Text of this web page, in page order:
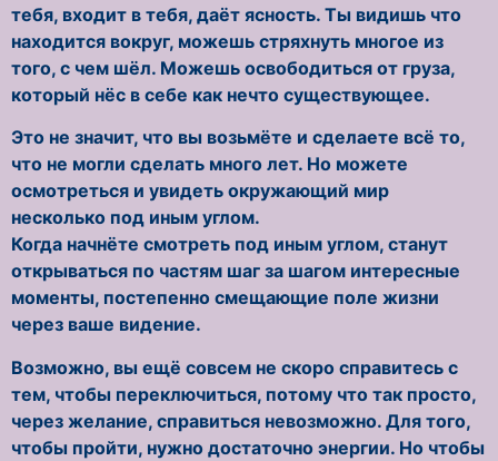
тебя, входит в тебя, даёт ясность. Ты видишь что
находится вокруг, можешь стряхнуть многое из
того, с чем шёл. Можешь освободиться от груза,
который нёс в себе как нечто существующее.
Это не значит, что вы возьмёте и сделаете всё то,
что не могли сделать много лет. Но можете
осмотреться и увидеть окружающий мир
несколько под иным углом.
Когда начнёте смотреть под иным углом, станут
открываться по частям шаг за шагом интересные
моменты, постепенно смещающие поле жизни
через ваше видение.
Возможно, вы ещё совсем не скоро справитесь с
тем, чтобы переключиться, потому что так просто,
через желание, справиться невозможно. Для того,
чтобы пройти, нужно достаточно энергии. Но чтобы